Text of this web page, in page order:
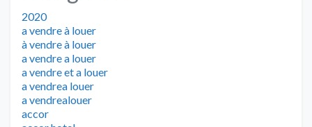
2020
a vendre à louer
à vendre à louer
a vendre a louer
a vendre et a louer
a vendrea louer
a vendrealouer
accor